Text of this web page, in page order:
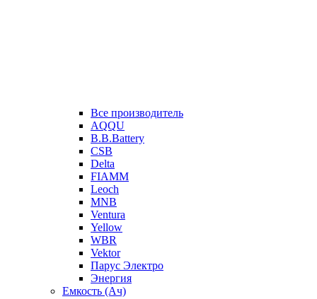
Все производитель
AQQU
B.B.Battery
CSB
Delta
FIAMM
Leoch
MNB
Ventura
Yellow
WBR
Vektor
Парус Электро
Энергия
Емкость (Ач)